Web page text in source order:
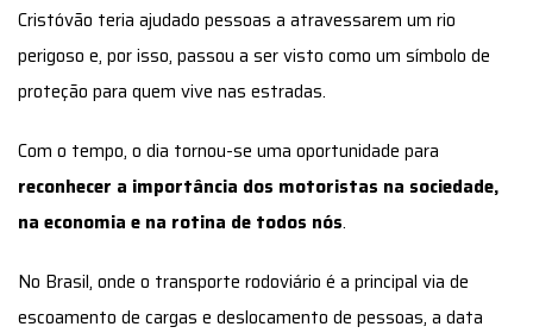
Cristóvão teria ajudado pessoas a atravessarem um rio
perigoso e, por isso, passou a ser visto como um símbolo de
proteção para quem vive nas estradas.
Com o tempo, o dia tornou-se uma oportunidade para
reconhecer a importância dos motoristas na sociedade,
na economia e na rotina de todos nós.
No Brasil, onde o transporte rodoviário é a principal via de
escoamento de cargas e deslocamento de pessoas, a data